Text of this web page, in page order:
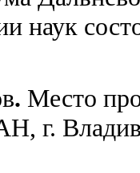
наук
. Место
г.